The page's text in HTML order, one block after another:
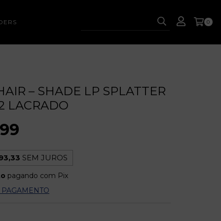
0
– SHADE LP SPLATTER
LACRADO
SEM JUROS
pagando com Pix